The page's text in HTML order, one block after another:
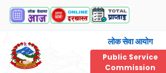
लोक सेवा आयोग
Public Service
Commission